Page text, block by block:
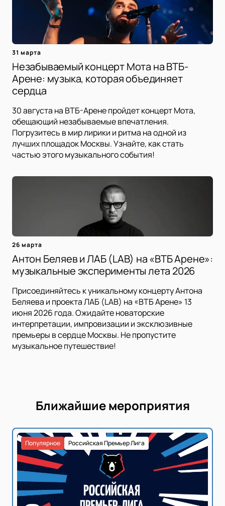
31 марта
Незабываемый концерт Мота на ВТБ-
Арене: музыка, которая объединяет
сердца
30 августа на ВТБ-Арене пройдет концерт Мота,
обещающий незабываемые впечатления.
Погрузитесь в мир лирики и ритма на одной из
лучших площадок Москвы. Узнайте, как стать
частью этого музыкального события!
26 марта
Антон Беляев и ЛАБ (LAB) на «ВТБ Арене»:
музыкальные эксперименты лета 2026
Присоединяйтесь к уникальному концерту Антона
Беляева и проекта ЛАБ (LAB) на «ВТБ Арене» 13
июня 2026 года. Ожидайте новаторские
интерпретации, импровизации и эксклюзивные
премьеры в сердце Москвы. Не пропустите
музыкальное путешествие!
Ближайшие мероприятия
Российская Премьер Лига
Популярное